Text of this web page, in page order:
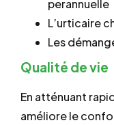
perannuelle
L’urticaire
Les
Qualité de vie
En atténuant
améliore le